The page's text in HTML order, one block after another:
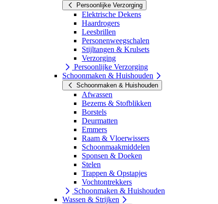
Persoonlijke Verzorging
Elektrische Dekens
Haardrogers
Leesbrillen
Personenweegschalen
Stijltangen & Krulsets
Verzorging
Persoonlijke Verzorging
Schoonmaken & Huishouden
Schoonmaken & Huishouden
Afwassen
Bezems & Stofblikken
Borstels
Deurmatten
Emmers
Raam & Vloerwissers
Schoonmaakmiddelen
Sponsen & Doeken
Stelen
Trappen & Opstapjes
Vochtontrekkers
Schoonmaken & Huishouden
Wassen & Strijken